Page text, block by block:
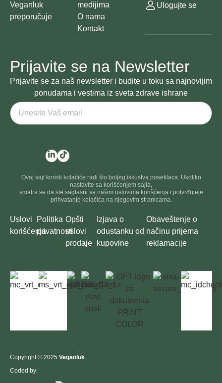
Veganluk
preporučuje
medijima
O nama
Kontakt
Ulogujte se
Prijavite se na Newsletter
Prijavite se za naš newsletter i budite u toku sa najnovijim
ponudama i vestima iz sveta zdrave ishrane
Ovaj sajt koristi kolačiće radi što boljeg iskustva posetilaca. Ukoliko
nastavite sa korišćenjem sajta,
smatra se da ste saglasni sa našim uslovima korišćenja i potvrđujete
prihvatanje kolačića na njegovim stranicama.
Uslovi
korišćenja
Politika
privatnosti
Opšti
uslovi
prodaje
Izjava o
odustanku od
kupovine
Obaveštenje o
načinu prijema
reklamacije
Copyright © 2025 Veganluk
Coded by: